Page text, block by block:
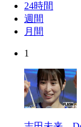
24時間
週間
月間
1